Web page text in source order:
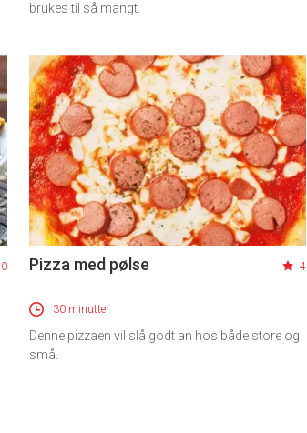
brukes til så mangt.
0 Pizza med pølse 4
30 minutter
Denne pizzaen vil slå godt an hos både store og
små.